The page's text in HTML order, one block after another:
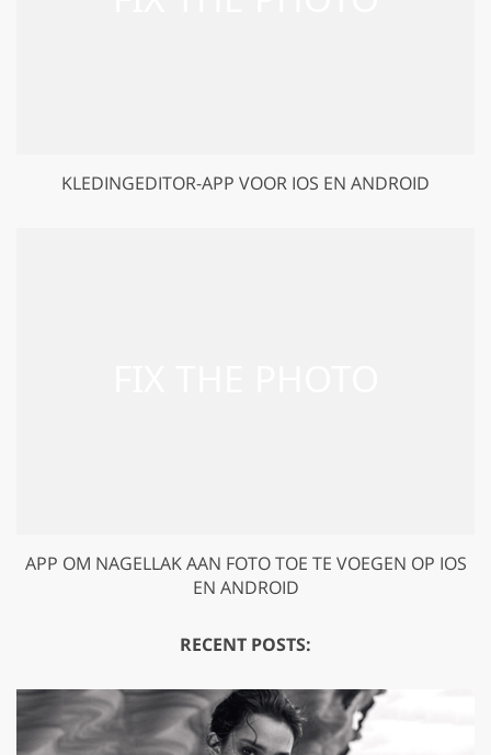
KLEDINGEDITOR-APP VOOR IOS EN ANDROID
APP OM NAGELLAK AAN FOTO TOE TE VOEGEN OP IOS
EN ANDROID
RECENT POSTS: